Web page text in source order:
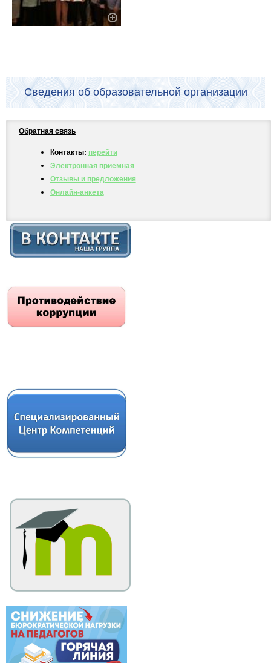
Сведения об образовательной организации
Обратная связь
Контакты: перейти
Электронная приемная
Отзывы и предложения
Онлайн-анкета